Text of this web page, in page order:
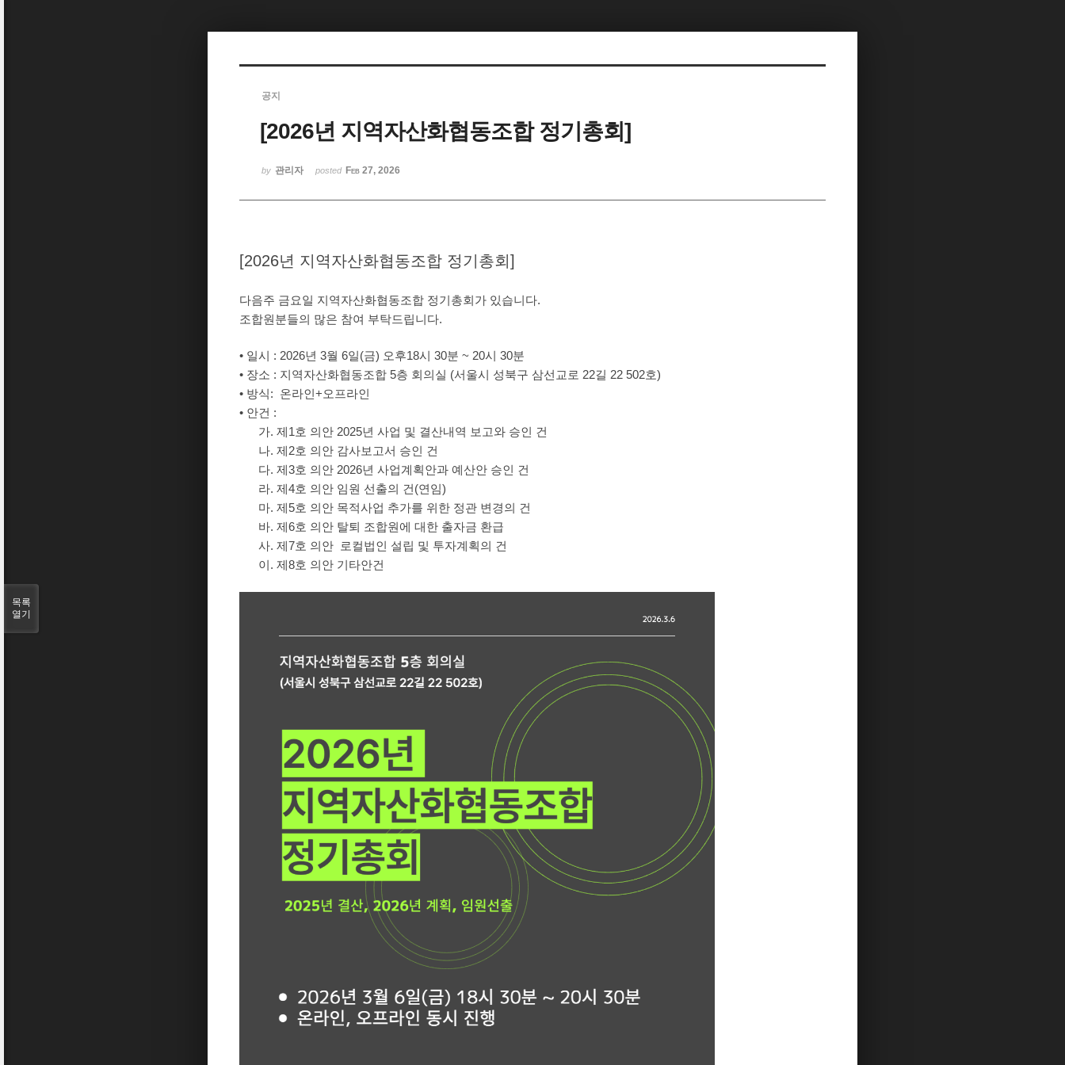
공지
[2026년 지역자산화협동조합 정기총회]
by 관리자 posted Feb 27, 2026
[2026년 지역자산화협동조합 정기총회]
다음주 금요일 지역자산화협동조합 정기총회가 있습니다.
조합원분들의 많은 참여 부탁드립니다.
• 일시 : 2026년 3월 6일(금) 오후18시 30분 ~ 20시 30분
• 장소 : 지역자산화협동조합 5층 회의실 (서울시 성북구 삼선교로 22길 22 502호)
• 방식: 온라인+오프라인
• 안건 :
가. 제1호 의안 2025년 사업 및 결산내역 보고와 승인 건
나. 제2호 의안 감사보고서 승인 건
다. 제3호 의안 2026년 사업계획안과 예산안 승인 건
라. 제4호 의안 임원 선출의 건(연임)
마. 제5호 의안 목적사업 추가를 위한 정관 변경의 건
바. 제6호 의안 탈퇴 조합원에 대한 출자금 환급
사. 제7호 의안 로컬법인 설립 및 투자계획의 건
이. 제8호 의안 기타안건
목록
열기
Sketchbook5, 스케치북5
Sketchbook5, 스케치북5